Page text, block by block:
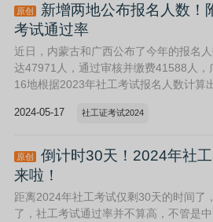
原创
新增两地公布报名人数！
考试通过率
近日，内蒙古和广西公布了今年的报名
达47971人，通过审核并缴费41588人，
16地根据2023年社工考试报名人数计算
2024-05-17 社工证考试2024
原创
倒计时30天！2024年社
来啦！
距离2024年社工考试仅剩30天的时间了
了，社工考试通过率并不算高，不管是